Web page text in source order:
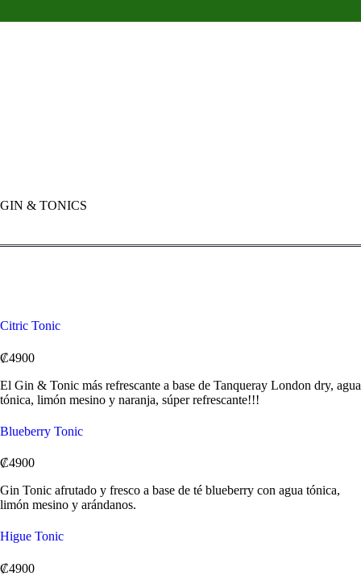
GIN & TONICS
Citric Tonic
₡4900
El Gin & Tonic más refrescante a base de Tanqueray London dry, agua
tónica, limón mesino y naranja, súper refrescante!!!
Blueberry Tonic
₡4900
Gin Tonic afrutado y fresco a base de té blueberry con agua tónica,
limón mesino y arándanos.
Higue Tonic
₡4900